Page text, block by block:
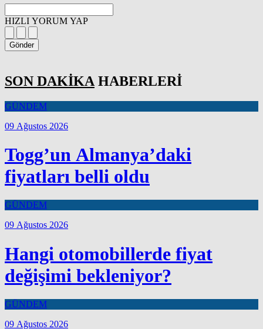
HIZLI YORUM YAP
Gönder
SON DAKİKA HABERLERİ
GÜNDEM
09 Ağustos 2026
Togg’un Almanya’daki
fiyatları belli oldu
GÜNDEM
09 Ağustos 2026
Hangi otomobillerde fiyat
değişimi bekleniyor?
GÜNDEM
09 Ağustos 2026